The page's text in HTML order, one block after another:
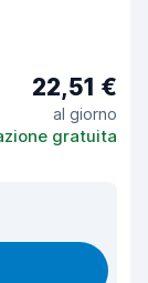
22,51 €
al giorno
gratuita